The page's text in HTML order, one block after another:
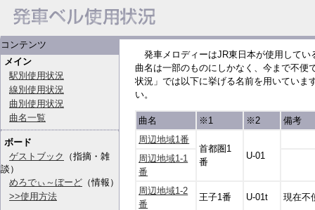
コンテンツ
メイン
駅別使用状況
線別使用状況
曲別使用状況
曲名一覧
ボード
ゲストブック
（指摘・雑
談）
めろでぃ～ぼーど （情報）
>>使用方法
発車メロディーはJR東日本が使用して
曲名は一部のものにしかなく、今まで不便
状況」では以下に挙げる名前を用いていま
い。
曲名 ※1 ※2
備考
周辺地域1番
首都圏1
番
U-01
周辺地域1-1
番
周辺地域1-2
番
王子1番 U-01t 現在不